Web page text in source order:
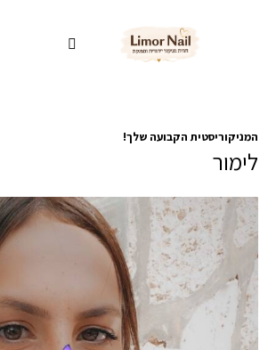
המניקוריסטית הקבועה שלך!
לימור